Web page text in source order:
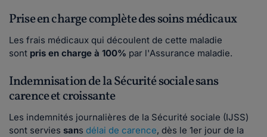
Prise en charge complète des soins médicaux
Les frais médicaux qui découlent de cette maladie
sont pris en charge à 100% par l'Assurance maladie.
Indemnisation de la Sécurité sociale sans
carence et croissante
Les indemnités journalières de la Sécurité sociale (IJSS)
sont servies sans délai de carence, dès le 1er jour de la